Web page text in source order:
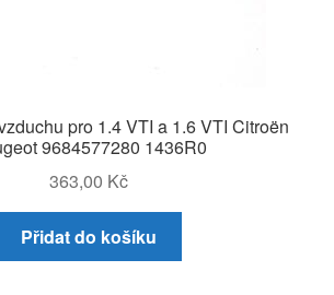
pro 1.4 VTI a 1.6 VTI Citroën
9684577280 1436R0
363,00 Kč
Přidat do košíku